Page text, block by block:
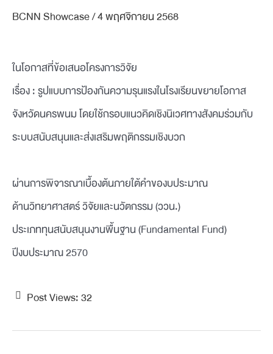
BCNN Showcase/4 พฤศจิกายน 2568
ในโอกาสที่ข้อเสนอโครงการวิจัย
เรื่อง : รูปแบบการป้องกันความรุนแรงในโรงเรียนขยายโอกาส
จังหวัดนครพนม โดยใช้กรอบแนวคิดเชิงนิเวศทางสังคมร่วมกับ
ระบบสนับสนุนและส่งเสริมพฤติกรรมเชิงบวก
ผ่านการพิจารณาเบื้องต้นภายใต้คำของบประมาณ
ด้านวิทยาศาสตร์ วิจัยและนวัตกรรม (ววน.)
ประเภททุนสนับสนุนงานพื้นฐาน (Fundamental Fund)
ปีงบประมาณ 2570
Post Views:32